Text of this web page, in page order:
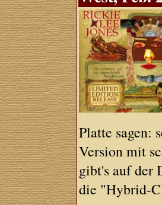
Platte sagen:
Version mit
gibt's auf der
die "Hybrid-